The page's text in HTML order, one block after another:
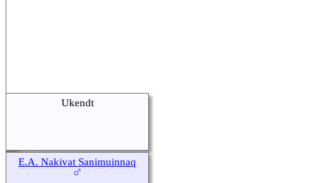
Ukendt
E.A. Nakivat Sanimuinnaq